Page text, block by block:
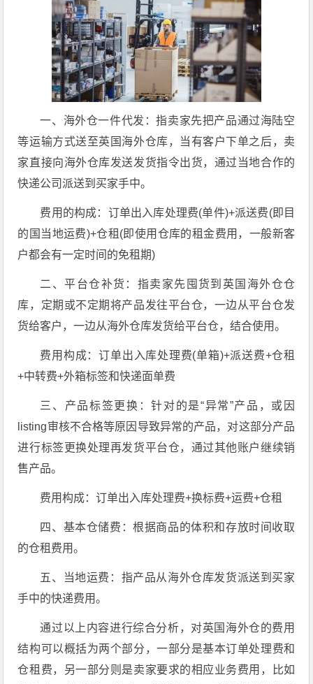
一、海外仓一件代发：指卖家先把产品通过海陆空
等运输方式送至英国海外仓库，当有客户下单之后，卖
家直接向海外仓库发送发货指令出货，通过当地合作的
快递公司派送到买家手中。
费用的构成：订单出入库处理费(单件)+派送费(即目
的国当地运费)+仓租(即使用仓库的租金费用，一般新客
户都会有一定时间的免租期)
二、平台仓补货：指卖家先囤货到英国海外仓仓
库，定期或不定期将产品发往平台仓，一边从平台仓发
货给客户，一边从海外仓库发货给平台仓，结合使用。
费用构成：订单出入库处理费(单箱)+派送费+仓租
+中转费+外箱标签和快递面单费
三、产品标签更换：针对的是“异常”产品，或因
listing审核不合格等原因导致异常的产品，对这部分产品
进行标签更换处理再发货平台仓，通过其他账户继续销
售产品。
费用构成：订单出入库处理费+换标费+运费+仓租
四、基本仓储费：根据商品的体积和存放时间收取
的仓租费用。
五、当地运费：指产品从海外仓库发货派送到买家
手中的快递费用。
通过以上内容进行综合分析，对英国海外仓的费用
结构可以概括为两个部分，一部分是基本订单处理费和
仓租费，另一部分则是卖家要求的相应业务费用，比如